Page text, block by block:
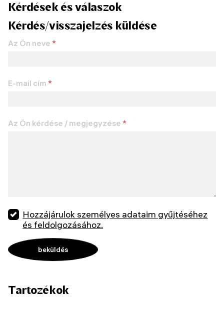
Kérdések és válaszok
Kérdés/visszajelzés küldése
Az Ön neve *
E-mail cím *
Az Ön kérdése / megjegyzése *
Hozzájárulok személyes adataim gyűjtéséhez
és feldolgozásához.
Tartozékok